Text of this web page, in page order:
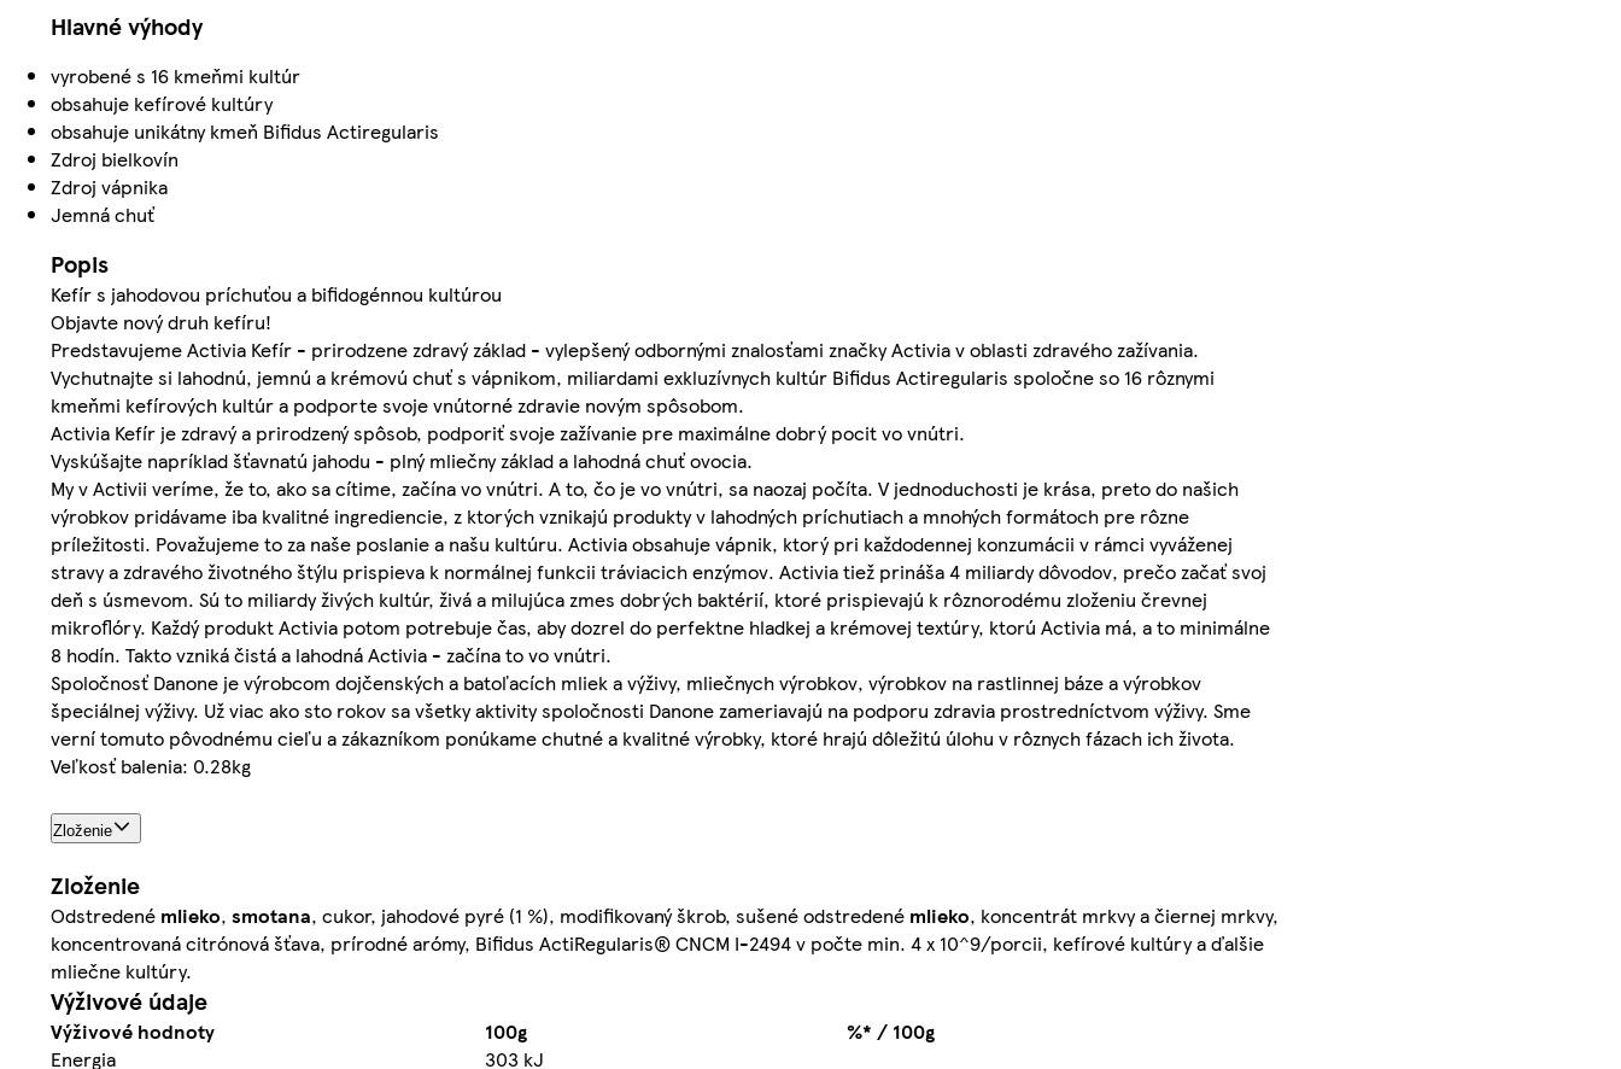
Hlavné výhody
vyrobené s 16 kmeňmi kultúr
obsahuje kefírové kultúry
obsahuje unikátny kmeň Bifidus Actiregularis
Zdroj bielkovín
Zdroj vápnika
Jemná chuť
Popis
Kefír s jahodovou príchuťou a bifidogénnou kultúrou
Objavte nový druh kefíru!
Predstavujeme Activia Kefír - prirodzene zdravý základ - vylepšený odbornými znalosťami značky Activia v oblasti zdravého zažívania.
Vychutnajte si lahodnú, jemnú a krémovú chuť s vápnikom, miliardami exkluzívnych kultúr Bifidus Actiregularis spoločne so 16 rôznymi
kmeňmi kefírových kultúr a podporte svoje vnútorné zdravie novým spôsobom.
Activia Kefír je zdravý a prirodzený spôsob, podporiť svoje zažívanie pre maximálne dobrý pocit vo vnútri.
Vyskúšajte napríklad šťavnatú jahodu - plný mliečny základ a lahodná chuť ovocia.
My v Activii veríme, že to, ako sa cítime, začína vo vnútri. A to, čo je vo vnútri, sa naozaj počíta. V jednoduchosti je krása, preto do našich
výrobkov pridávame iba kvalitné ingrediencie, z ktorých vznikajú produkty v lahodných príchutiach a mnohých formátoch pre rôzne
príležitosti. Považujeme to za naše poslanie a našu kultúru. Activia obsahuje vápnik, ktorý pri každodennej konzumácii v rámci vyváženej
stravy a zdravého životného štýlu prispieva k normálnej funkcii tráviacich enzýmov. Activia tiež prináša 4 miliardy dôvodov, prečo začať svoj
deň s úsmevom. Sú to miliardy živých kultúr, živá a milujúca zmes dobrých baktérií, ktoré prispievajú k rôznorodému zloženiu črevnej
mikroflóry. Každý produkt Activia potom potrebuje čas, aby dozrel do perfektne hladkej a krémovej textúry, ktorú Activia má, a to minimálne
8 hodín. Takto vzniká čistá a lahodná Activia - začína to vo vnútri.
Spoločnosť Danone je výrobcom dojčenských a batoľacích mliek a výživy, mliečnych výrobkov, výrobkov na rastlinnej báze a výrobkov
špeciálnej výživy. Už viac ako sto rokov sa všetky aktivity spoločnosti Danone zameriavajú na podporu zdravia prostredníctvom výživy. Sme
verní tomuto pôvodnému cieľu a zákazníkom ponúkame chutné a kvalitné výrobky, ktoré hrajú dôležitú úlohu v rôznych fázach ich života.
Veľkosť balenia: 0.28kg
Zloženie
Zloženie
Odstredené mlieko, smotana, cukor, jahodové pyré (1 %), modifikovaný škrob, sušené odstredené mlieko, koncentrát mrkvy a čiernej mrkvy,
koncentrovaná citrónová šťava, prírodné arómy, Bifidus ActiRegularis® CNCM I-2494 v počte min. 4 x 10^9/porcii, kefírové kultúry a ďalšie
mliečne kultúry.
Výživové údaje
Výživové hodnoty 100g
%* / 100g
Energia
303 kJ